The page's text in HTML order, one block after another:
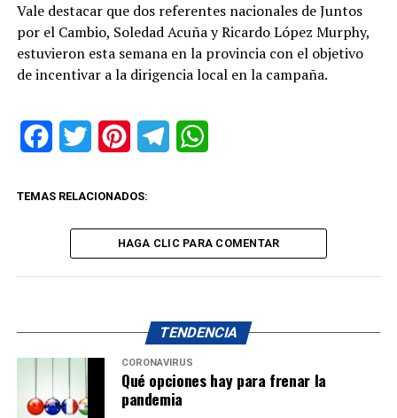
Vale destacar que dos referentes nacionales de Juntos
por el Cambio, Soledad Acuña y Ricardo López Murphy,
estuvieron esta semana en la provincia con el objetivo
de incentivar a la dirigencia local en la campaña.
FacebookTwitter PinterestTelegram
TEMAS RELACIONADOS:
HAGA CLIC PARA COMENTAR
TENDENCIA
CORONAVIRUS
Qué opciones hay para frenar la
pandemia